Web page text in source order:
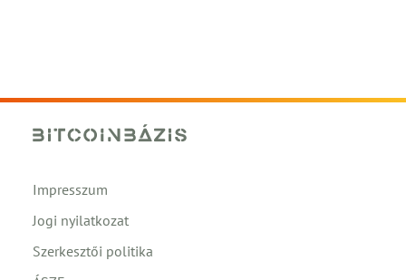
Impresszum
Jogi nyilatkozat
Szerkesztői politika